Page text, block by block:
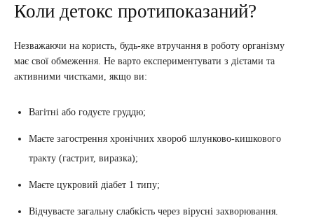
Коли детокс протипоказаний?
Незважаючи на користь, будь-яке втручання в роботу організму
має свої обмеження. Не варто експериментувати з дієтами та
активними чистками, якщо ви:
Вагітні або годуєте груддю;
Маєте загострення хронічних хвороб шлунково-кишкового
тракту (гастрит, виразка);
Маєте цукровий діабет 1 типу;
Відчуваєте загальну слабкість через вірусні захворювання.